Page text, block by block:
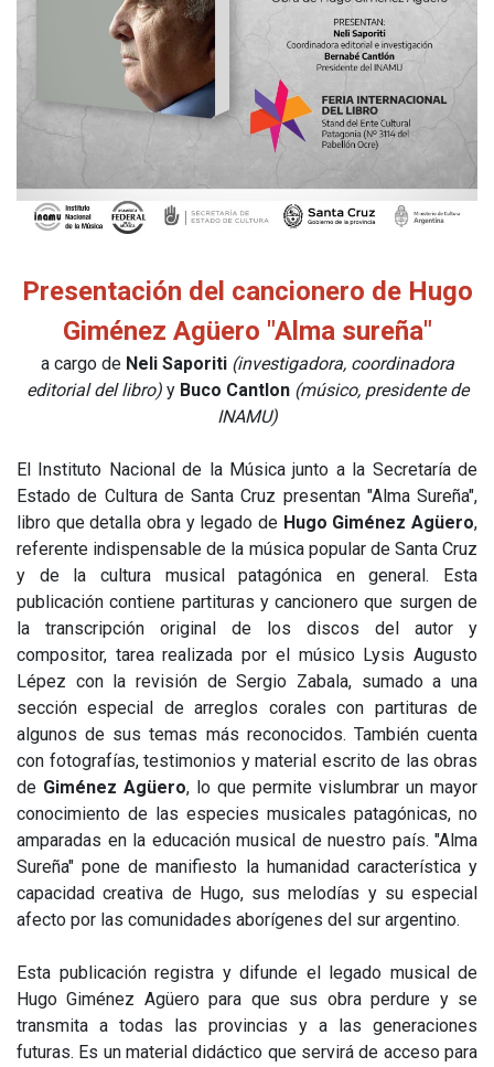
Presentación del cancionero de Hugo
Giménez Agüero "Alma sureña"
a cargo de Neli Saporiti (investigadora, coordinadora
editorial del libro) y Buco Cantlon(músico, presidente de
INAMU)
El Instituto Nacional de la Música junto a la Secretaría de
Estado de Cultura de Santa Cruz presentan "Alma Sureña",
libro que detalla obra y legado de Hugo Giménez Agüero,
referente indispensable de la música popular de Santa Cruz
y de la cultura musical patagónica en general. Esta
publicación contiene partituras y cancionero que surgen de
la transcripción original de los discos del autor y
compositor, tarea realizada por el músico Lysis Augusto
Lépez con la revisión de Sergio Zabala, sumado a una
sección especial de arreglos corales con partituras de
algunos de sus temas más reconocidos. También cuenta
con fotografías, testimonios ymaterial escrito de las obras
de Giménez Agüero, lo que permite vislumbrar un mayor
conocimiento de las especies musicales patagónicas, no
amparadas en la educación musical de nuestro país. "Alma
Sureña"pone de manifiesto la humanidad característica y
capacidad creativa de Hugo, sus melodías y su especial
afecto por las comunidades aborígenes del sur argentino.
Esta publicación registra y difunde el legado musical de
Hugo Giménez Agüero para que sus obra perdure y se
transmita a todas las provincias y a las generaciones
futuras. Es un material didáctico que servirá de acceso para